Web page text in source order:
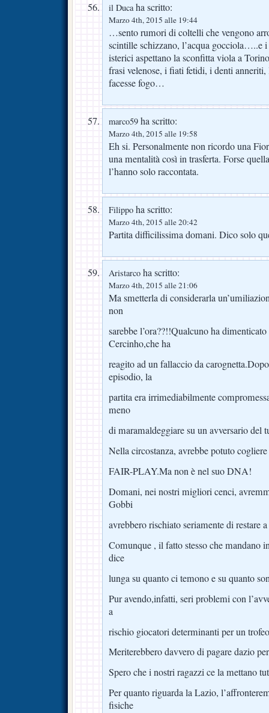
il Ducaha scritto:
Marzo 4th, 2015 alle 19:44
…sento rumori di coltelli che vengono
scintille schizzano, l’acqua gocciola…..e
isterici aspettano la sconfitta viola a
frasi velenose, i fiati fetidi, i denti
facesse fogo…
marco59 ha scritto:
Marzo 4th, 2015 alle 19:58
Eh si. Personalmente non ricordo una
una mentalità così in trasferta. Forse
l’hanno solo raccontata.
Filippo ha scritto:
Marzo 4th, 2015 alle 20:42
Partita difficilissima domani. Dico solo
Aristarco ha scritto:
Marzo 4th, 2015 alle 21:06
Ma smetterla di considerarla
non
sarebbe l’ora??!!Qualcuno ha
Cercinho,che ha
reagito ad un fallaccio da
episodio, la
partita era irrimediabilmente
meno
di maramaldeggiare su un avversario del
Nella circostanza, avrebbe potuto
FAIR-PLAY.Ma non è nel suo DNA!
Domani, nei nostri migliori cenci,
Gobbi
avrebbero rischiato seriamente di restare
Comunque , il fatto stesso che mandano
dice
lunga su quanto ci temono e su quanto
Pur avendo,infatti, seri problemi con
a
rischio giocatori determinanti per un
Meriterebbero davvero di pagare dazio
Spero che i nostri ragazzi ce la mettano
Per quanto riguarda la Lazio,
fisiche